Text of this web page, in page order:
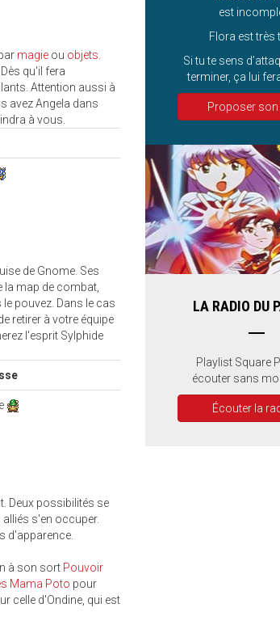
magie ou objets
qu'il fera
Attention aussi à
avez Angela dans
à vous.
de Gnome. Ses
map de combat,
pouvez. Dans le cas
retirer à votre équipe
l'esprit Sylphide
Deux possibilités se
s'en occuper.
d'apparence.
à son sort Pouvoir
Mama Poto pour
celle d'Ondine, qui est
est
Flora est très
Si tu te sens
terminer, ça lui
Proposer son
LA RADIO DU
Playlist Square
écouter sans
Écouter la